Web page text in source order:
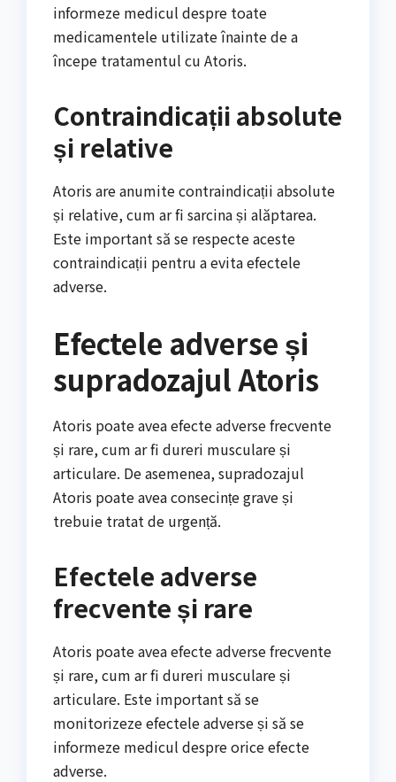
informeze medicul despre toate
medicamentele utilizate înainte de a
începe tratamentul cu Atoris.
Contraindicații absolute
și relative
Atoris are anumite contraindicații absolute
și relative, cum ar fi sarcina și alăptarea.
Este important să se respecte aceste
contraindicații pentru a evita efectele
adverse.
Efectele adverse și
supradozajul Atoris
Atoris poate avea efecte adverse frecvente
și rare, cum ar fi dureri musculare și
articulare. De asemenea, supradozajul
Atoris poate avea consecințe grave și
trebuie tratat de urgență.
Efectele adverse
frecvente și rare
Atoris poate avea efecte adverse frecvente
și rare, cum ar fi dureri musculare și
articulare. Este important să se
monitorizeze efectele adverse și să se
informeze medicul despre orice efecte
adverse.